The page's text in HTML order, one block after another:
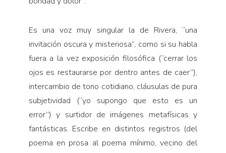
Es una voz muy singular la de Rivera, “una
invitación oscura y misteriosa”, como si su habla
fuera a la vez exposición filosófica (“cerrar los
ojos es restaurarse por dentro antes de caer”),
intercambio de tono cotidiano, cláusulas de pura
subjetividad (“yo supongo que esto es un
error”) y surtidor de imágenes metafísicas y
fantásticas. Escribe en distintos registros (del
poema en prosa al poema mínimo, vecino del